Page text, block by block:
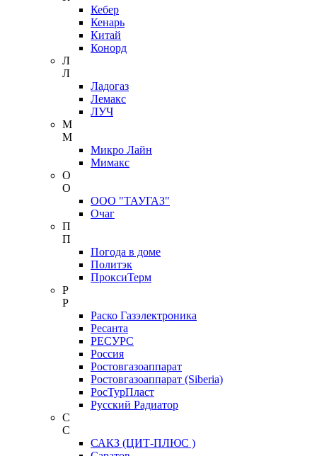
Кебер
Кенарь
Китай
Конорд
Л
Л
Ладогаз
Лемакс
ЛУЧ
М
М
Микро Лайн
Мимакс
О
О
ООО "ТАУГАЗ"
Очаг
П
П
Погода в доме
Политэк
ПроксиТерм
Р
Р
Раско Газэлектроника
Ресанта
РЕСУРС
Россия
Ростовгазоаппарат
Ростовгазоаппарат (Siberia)
РосТурПласт
Русский Радиатор
С
С
САКЗ (ЦИТ-ПЛЮС )